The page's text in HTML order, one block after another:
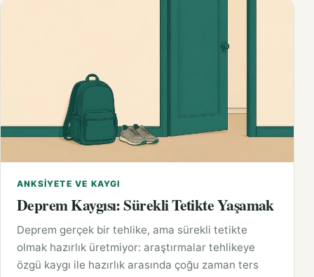
ANKSIYETE VE KAYGI
Deprem Kaygısı: Sürekli Tetikte Yaşamak
Deprem gerçek bir tehlike, ama sürekli tetikte
olmak hazırlık üretmiyor: araştırmalar tehlikeye
özgü kaygı ile hazırlık arasında çoğu zaman ters